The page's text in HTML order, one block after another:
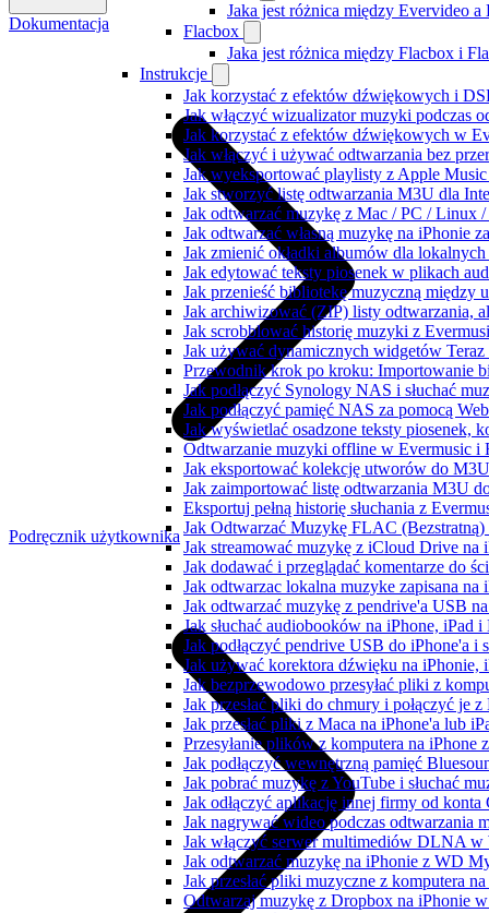
Jaka jest różnica między Evervideo a
Flacbox
Jaka jest różnica między Flacbox i
Instrukcje
Jak korzystać z efektów dźwiękowych i
Jak włączyć wizualizator muzyki podczas
Jak korzystać z efektów dźwiękowych w
Jak włączyć i używać odtwarzania bez
Jak wyeksportować playlisty z Apple
Jak stworzyć listę odtwarzania M3U dla
Jak odtwarzać muzykę z Mac / PC /
Jak odtwarzać własną muzykę na iPhonie
Jak zmienić okładki albumów dla
Jak edytować teksty piosenek w plikach
Jak przenieść bibliotekę muzyczną
Jak archiwizować (ZIP) listy odtwarzania,
Jak scrobblować historię muzyki z
Jak używać dynamicznych widgetów
Przewodnik krok po kroku: Importowanie
Jak podłączyć Synology NAS i słuchać
Jak podłączyć pamięć NAS za pomocą
Jak wyświetlać osadzone teksty piosenek,
Odtwarzanie muzyki offline w Evermusic i
Jak eksportować kolekcję utworów do
Jak zaimportować listę odtwarzania M3U
Eksportuj pełną historię słuchania z
Jak Odtwarzać Muzykę FLAC
Jak streamować muzykę z iCloud Drive na
Jak dodawać i przeglądać komentarze do
Jak odtwarzac lokalna muzyke zapisana na
Jak odtwarzać muzykę z pendrive'a USB
Jak słuchać audiobooków na iPhone, iPad
Jak podłączyć pendrive USB do iPhone'a i
Jak używać korektora dźwięku na
Jak bezprzewodowo przesyłać pliki z
Jak przesłać pliki do chmury i połączyć je
Jak przesłać pliki z Maca na iPhone'a lub
Przesyłanie plików z komputera na iPhone
Jak podłączyć wewnętrzną pamięć
Jak pobrać muzykę z YouTube i słuchać
Jak odłączyć aplikację innej firmy od konta
Jak nagrywać wideo podczas odtwarzania
Jak włączyć serwer multimediów DLNA
Jak odtwarzać muzykę na iPhonie z WD
Jak przesłać pliki muzyczne z komputera
Odtwarzaj muzykę z Dropbox na iPhonie
Dokumentacja
Podręcznik użytkownika